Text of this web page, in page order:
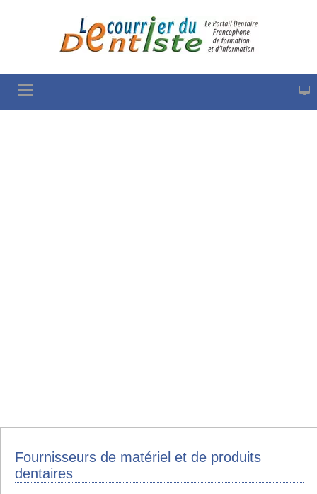
Fournisseurs de matériel et de produits
dentaires